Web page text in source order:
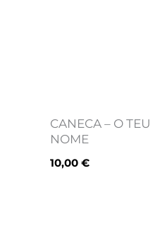
CANECA – O TEU
NOME
10,00 €